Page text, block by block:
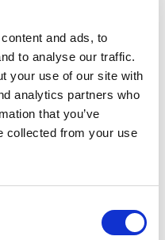
and ads, to
to analyse our traffic.
your use of our site with
analytics partners who
that you’ve
collected from your use